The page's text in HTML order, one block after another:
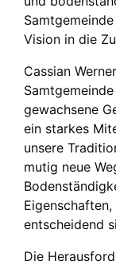
Vision in die
Cassian
gewachsene
ein starkes
unsere
mutig neue
entscheidend
Die